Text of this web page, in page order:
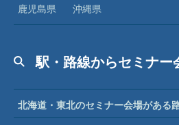
鹿児島県
沖縄県
駅・路線からセミナー
北海道・東北のセミナー会場がある